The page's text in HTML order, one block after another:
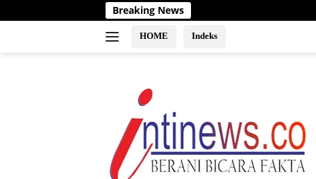
ke
Breaking News
HOME Indeks